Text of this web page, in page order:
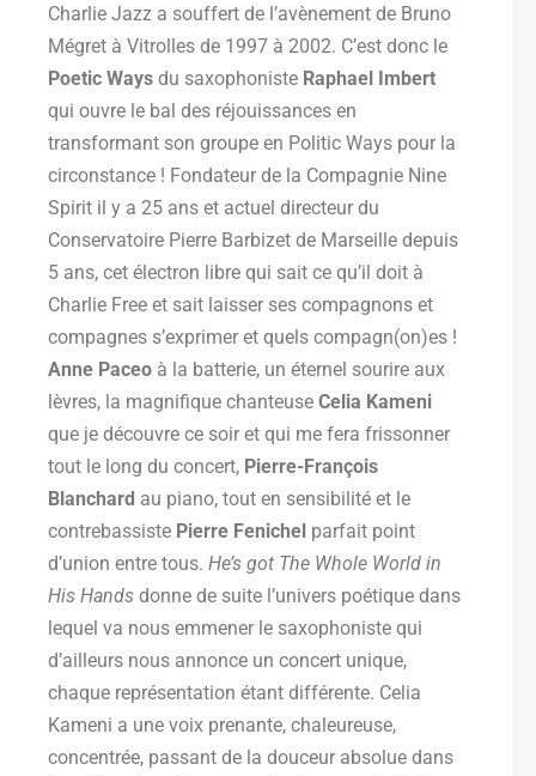
Charlie Jazz a souffert de l’avènement de Bruno
Mégret à Vitrolles de 1997 à 2002. C’est donc le
Poetic Ways du saxophoniste Raphael Imbert
qui ouvre le bal des réjouissances en
transformant son groupe en Politic Ways pour la
circonstance ! Fondateur de la Compagnie Nine
Spirit il y a 25 ans et actuel directeur du
Conservatoire Pierre Barbizet de Marseille depuis
5 ans, cet électron libre qui sait ce qu’il doit à
Charlie Free et sait laisser ses compagnons et
compagnes s’exprimer et quels compagn(on)es !
Anne Paceo à la batterie, un éternel sourire aux
lèvres, la magnifique chanteuse Celia Kameni
que je découvre ce soir et qui me fera frissonner
tout le long du concert, Pierre-François
Blanchard au piano, tout en sensibilité et le
contrebassiste Pierre Fenichel parfait point
d’union entre tous. He’s got The Whole World in
His Hands donne de suite l’univers poétique dans
lequel va nous emmener le saxophoniste qui
d’ailleurs nous annonce un concert unique,
chaque représentation étant différente. Celia
Kameni a une voix prenante, chaleureuse,
concentrée, passant de la douceur absolue dans